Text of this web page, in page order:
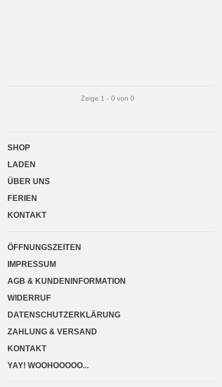
Zeige 1 - 0 von 0
SHOP
LADEN
ÜBER UNS
FERIEN
KONTAKT
ÖFFNUNGSZEITEN
IMPRESSUM
AGB & KUNDENINFORMATION
WIDERRUF
DATENSCHUTZERKLÄRUNG
ZAHLUNG & VERSAND
KONTAKT
YAY! WOOHOOOOO...